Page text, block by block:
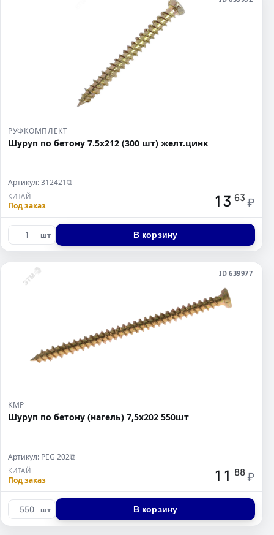
РУФКОМПЛЕКТ
Шуруп по бетону 7.5х212 (300 шт) желт.цинк
Артикул: 312421⧉
КИТАЙ
Под заказ 13 63 ₽
шт В корзину
ID 639977
KMP
Шуруп по бетону (нагель) 7,5x202 550шт
Артикул: PEG 202⧉
КИТАЙ
Под заказ 11 88 ₽
шт В корзину